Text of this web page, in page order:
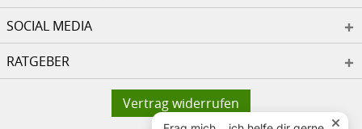
SOCIAL MEDIA
RATGEBER
Vertrag widerrufen